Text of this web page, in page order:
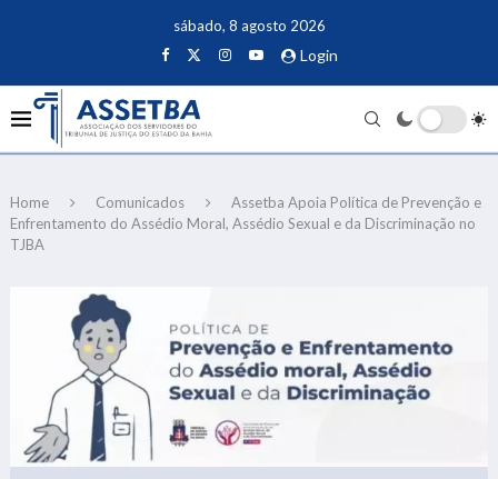
sábado, 8 agosto 2026
Login
Home Comunicados
Assetba Apoia Política de Prevenção e
Enfrentamento do Assédio Moral, Assédio Sexual e da Discriminação no
TJBA